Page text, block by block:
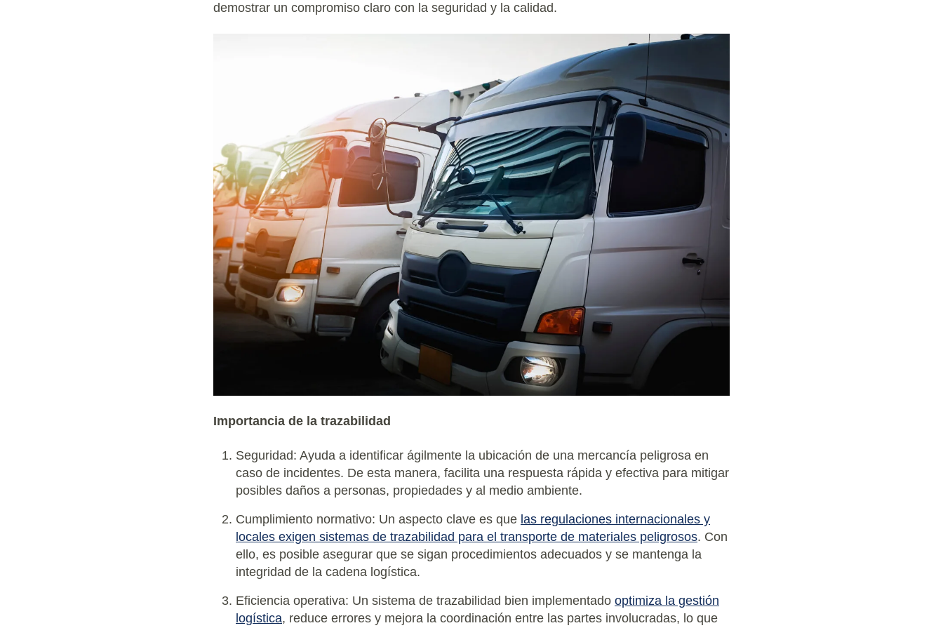
demostrar un compromiso claro con la seguridad y la calidad.
Importancia de la trazabilidad
Seguridad: Ayuda a identificar ágilmente la ubicación de una mercancía peligrosa en
caso de incidentes. De esta manera, facilita una respuesta rápida y efectiva para mitigar
posibles daños a personas, propiedades y al medio ambiente.
Cumplimiento normativo: Un aspecto clave es que las regulaciones internacionales y
locales exigen sistemas de trazabilidad para el transporte de materiales peligrosos. Con
ello, es posible asegurar que se sigan procedimientos adecuados y se mantenga la
integridad de la cadena logística.
Eficiencia operativa: Un sistema de trazabilidad bien implementado optimiza la gestión
logística, reduce errores y mejora la coordinación entre las partes involucradas, lo que